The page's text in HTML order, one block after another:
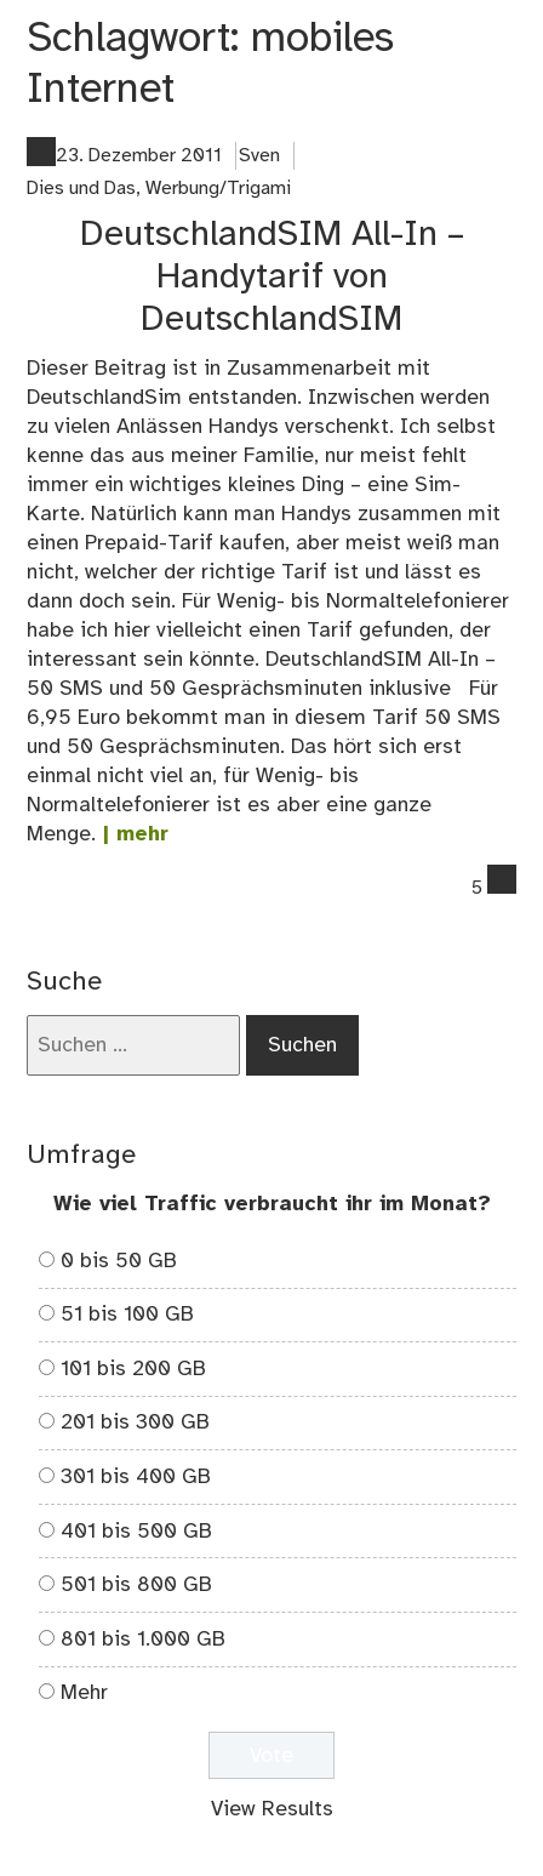
Schlagwort: mobiles
Internet
23. Dezember 2011
Sven
Dies und Das,Werbung/Trigami
DeutschlandSIM All-In –
Handytarif von
DeutschlandSIM
Dieser Beitrag ist in Zusammenarbeit mit
DeutschlandSim entstanden. Inzwischen werden
zu vielen Anlässen Handys verschenkt. Ich selbst
kenne das aus meiner Familie, nur meist fehlt
immer ein wichtiges kleines Ding – eine Sim-
Karte. Natürlich kann man Handys zusammen mit
einen Prepaid-Tarif kaufen, aber meist weiß man
nicht, welcher der richtige Tarif ist und lässt es
dann doch sein. Für Wenig- bis Normaltelefonierer
habe ich hier vielleicht einen Tarif gefunden, der
interessant sein könnte. DeutschlandSIM All-In –
50 SMS und 50 Gesprächsminuten inklusive Für
6,95 Euro bekommt man in diesem Tarif 50 SMS
und 50 Gesprächsminuten. Das hört sich erst
einmal nicht viel an, für Wenig- bis
Normaltelefonierer ist es aber eine ganze
Menge. | mehr
5
Suche
Umfrage
Wie viel Traffic verbraucht ihr im Monat?
0 bis 50 GB
51 bis 100 GB
101 bis 200 GB
201 bis 300 GB
301 bis 400 GB
401 bis 500 GB
501 bis 800 GB
801 bis 1.000 GB
Mehr
View Results